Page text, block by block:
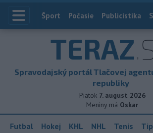
Index
Šport Počasie Publicistika
TERAZ
Spravodajský portál Tlačovej
republiky
Piatok 7. august 2026
Meniny má Oskar
Futbal Hokej KHL NHL Tenis